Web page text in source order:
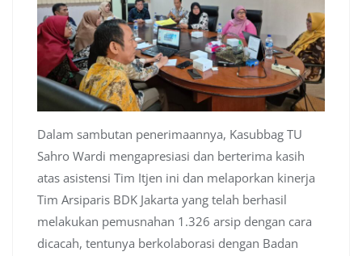
Dalam sambutan penerimaannya, Kasubbag TU
Sahro Wardi mengapresiasi dan berterima kasih
atas asistensi Tim Itjen ini dan melaporkan kinerja
Tim Arsiparis BDK Jakarta yang telah berhasil
melakukan pemusnahan 1.326 arsip dengan cara
dicacah, tentunya berkolaborasi dengan Badan